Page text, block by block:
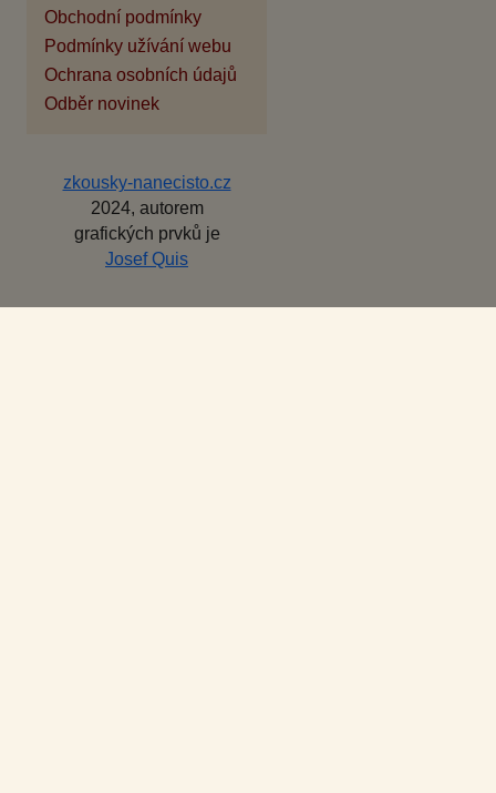
Obchodní podmínky
Podmínky užívání webu
Ochrana osobních údajů
Odběr novinek
zkousky-nanecisto.cz
2024, autorem
grafických prvků je
Josef Quis